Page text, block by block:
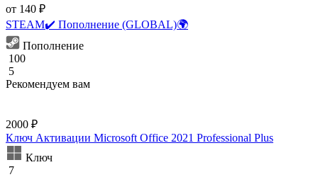
от 140 ₽
STEAM✔️ Пополнение (GLOBAL)🌍
Пополнение
100
5
Рекомендуем вам
2000 ₽
Ключ Активации Microsoft Office 2021 Professional Plus
Ключ
7